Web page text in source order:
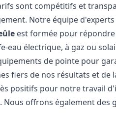
sont compétitifs et
Notre équipe d'experts
est formée pour
eau électrique, à gaz ou
de pointe pour
fiers de nos résultats et de
positifs pour notre travail
. Nous offrons également des